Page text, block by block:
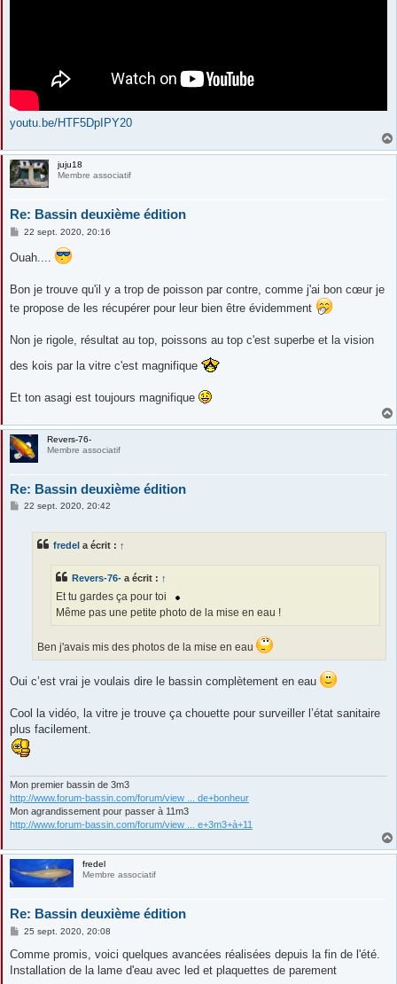
youtu.be/HTF5DpIPY20
juju18
Membre associatif
Re: Bassin deuxième édition
M
s
e
22 sept. 2020, 20:16
Ouah....
Bon je trouve qu'il y a trop de poisson par contre, comme j'ai bon cœur je
te propose de les récupérer pour leur bien être évidemment
Non je rigole, résultat au top, poissons au top c'est superbe et la vision
des kois par la vitre c'est magnifique
Et ton asagi est toujours magnifique
Revers-76-
Membre associatif
Re: Bassin deuxième édition
M22 sept. 2020, 20:42
fredel a écrit : ↑
Revers-76- a écrit : ↑
Et tu gardes ça pour toi
Même pas une petite photo de la mise en eau !
Ben j'avais mis des photos de la mise en eau
Oui c’est vrai je voulais dire le bassin complètement en eau
Cool la vidéo, la vitre je trouve ça chouette pour surveiller l’état sanitaire
plus facilement.
Mon premier bassin de 3m3
http://www.forum-bassin.com/forum/view ... de+bonheur
Mon agrandissement pour passer à 11m3
http://www.forum-bassin.com/forum/view ... e+3m3+à+11
fredel
Membre associatif
Re: Bassin deuxième édition
M
s
a
25 sept. 2020, 20:08
Comme promis, voici quelques avancées réalisées depuis la fin de l'été.
Installation de la lame d'eau avec led et plaquettes de parement